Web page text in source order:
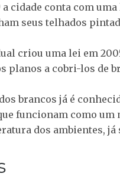
cidade conta com
seus telhados
criou uma lei em
planos a cobri-los de
brancos já é
funcionam como
dos ambientes, já